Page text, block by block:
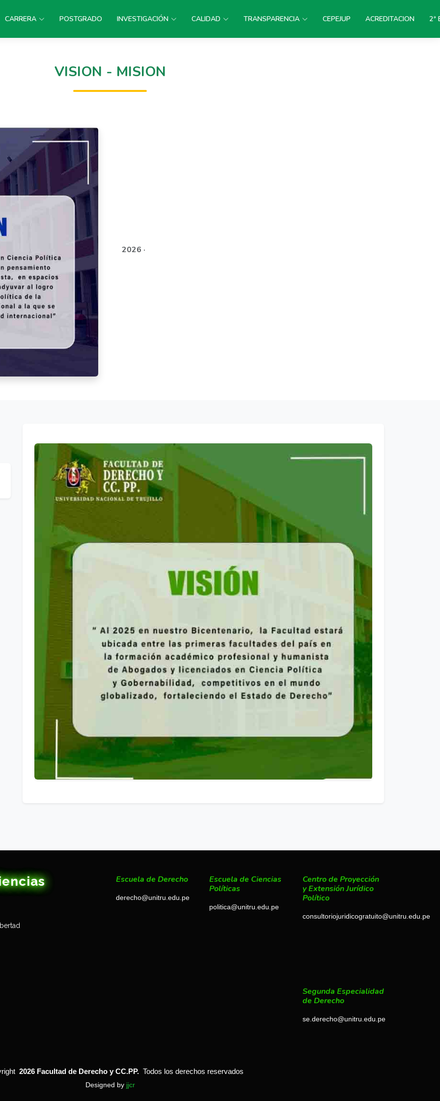
CARRERA POSTGRADO INVESTIGACIÓN CALIDAD TRANSPARENCIA CEPEJUP ACREDITACION 2ª
VISION - MISION
2026 ·
Escuela de Derecho
derecho@unitru.edu.pe
Escuela de Ciencias
Políticas
politica@unitru.edu.pe
Centro de Proyección
y Extensión Jurídico
Político
consultoriojuridicogratuito@unitru.edu.pe
Segunda Especialidad
de Derecho
se.derecho@unitru.edu.pe
2026 Facultad de Derecho y CC.PP. Todos los derechos reservados
Designed by jjcr